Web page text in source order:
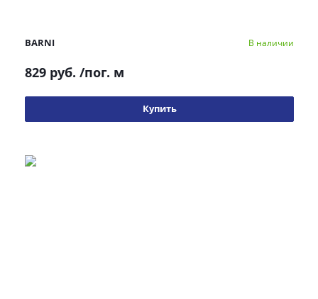
BARNI В наличии
829 руб. /пог. м
Купить